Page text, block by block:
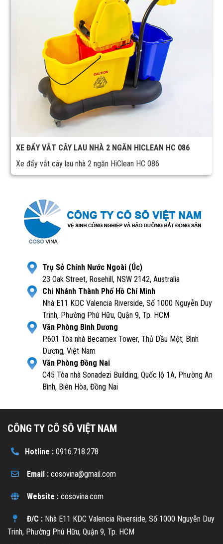
XE ĐẨY VẮT CÂY LAU NHÀ 2 NGĂN HICLEAN HC 086
Trụ Sở Chính Nước Ngoài (Úc)
23 Oak Street, Rosehill, NSW 2142, Australia
Chi Nhánh Thành Phố Hồ Chí Minh
Nhà E11 KDC Valencia Riverside, Số 1000 Nguyễn Duy
Trinh, Phường Phú Hữu, Quận 9, Tp. HCM
Văn Phòng Bình Dương
P.601 Tòa nhà Becamex Tower, Thủ Dầu Một, Bình
Dương, Việt Nam
Văn Phòng Đồng Nai
C45 Tòa nhà Sonadezi Building, Quốc lộ 1A, Phường An
Bình, Biên Hòa, Đồng Nai
CÔNG TY CÔ SÔ VIỆT NAM
Hotline : 0916.718.278
Email : cosovina@gmail.com
Website : cosovina.com
Đ/C : Nhà E11 KDC Valencia Riverside, Số 1000 Nguyễn Duy
Trinh, Phường Phú Hữu, Quận 9, Tp. HCM